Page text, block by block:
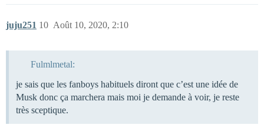
juju251 Août 10, 2020, 2:10
10
Fulmlmetal:
je sais que les fanboys habituels diront que c’est une idée de
Musk donc ça marchera mais moi je demande à voir, je reste
très sceptique.